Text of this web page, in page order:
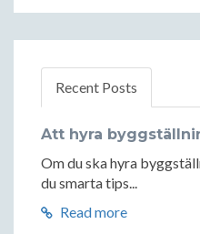
Recent Posts
Att hyra
Om du ska hyra
du smarta tips...
Read more